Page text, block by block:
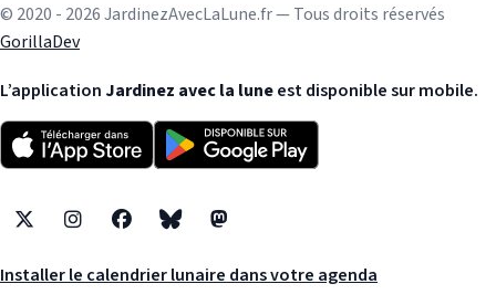
© 2020 - 2026 JardinezAvecLaLune.fr — Tous droits réservés
GorillaDev
L’application Jardinez avec la luneest disponible sur mobile.
X InstagramFacebookBlueskyMastodon
Installer le calendrier lunaire dans votre agenda